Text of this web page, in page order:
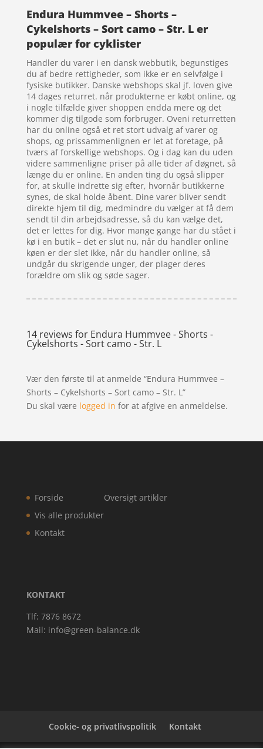
Endura Hummvee – Shorts –
Cykelshorts – Sort camo – Str. L er
populær for cyklister
Handler du varer i en dansk webbutik, begunstiges
du af bedre rettigheder, som ikke er en selvfølge i
fysiske butikker. Danske webshops skal jf. loven give
14 dages returret. når produkterne er købt online, og
i nogle tilfælde giver shoppen endda mere og det
kommer dig tilgode som forbruger. Oveni returretten
har du online også et ret stort udvalg af varer og
shops, og prissammenlignen er let at foretage, på
tværs af forskellige webshops. Og i dag kan du uden
videre sammenligne priser på alle tider af døgnet, så
længe du er online. En anden ting du også slipper
for, at skulle indrette sig efter, hvornår butikkerne
synes, de skal holde åbent. Dine varer bliver sendt
direkte hjem til dig, medmindre du vælger at få dem
sendt til din arbejdsadresse, så du kan vælge det,
det er lettes for dig. Hvor mange gange har du stået i
kø i en butik – det er slut nu, når du handler online
køen er der slet ikke, når du handler online, så
undgår du skrigende unger, der plager deres
forældre om slik og søde sager.
14 reviews for Endura Hummvee - Shorts -
Cykelshorts - Sort camo - Str. L
Vær den første til at anmelde “Endura Hummvee –
Shorts – Cykelshorts – Sort camo – Str. L”
Du skal være logged in for at afgive en anmeldelse.
Forside
Vis alle produkter
Kontakt
Oversigt artikler
KONTAKT
Tlf: 7876 8672
Mail: info@green-balance.dk
Cookie- og privatlivspolitik Kontakt